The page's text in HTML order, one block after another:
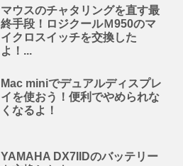
マウスのチャタリングを直す最
終手段！ロジクールＭ950のマ
イクロスイッチを交換した
よ！...
Mac miniでデュアルディスプレ
イを使おう！便利でやめられな
くなるよ！
YAMAHA DX7IIDのバッテリー